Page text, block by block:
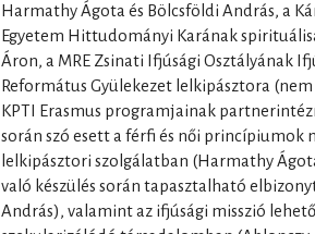
Harmathy Ágota és Bölcsföldi András, a
Egyetem Hittudományi Karának
Áron, a MRE Zsinati Ifjúsági Osztályának
Református Gyülekezet lelkipásztora
KPTI Erasmus programjainak
során szó esett a férfi és női princípiumok
lelkipásztori szolgálatban (Harmathy
való készülés során tapasztalható
András), valamint az ifjúsági misszió